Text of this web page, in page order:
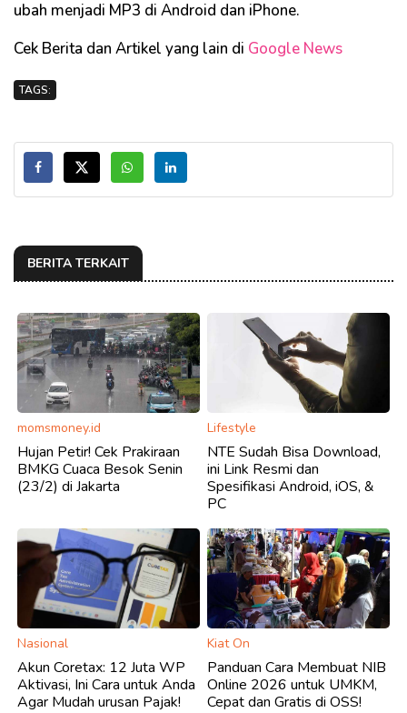
ubah menjadi MP3 di Android dan iPhone.
Cek Berita dan Artikel yang lain di Google News
TAGS:
BERITA TERKAIT
momsmoney.id
Hujan Petir! Cek Prakiraan
BMKG Cuaca Besok Senin
(23/2) di Jakarta
Lifestyle
NTE Sudah Bisa Download,
ini Link Resmi dan
Spesifikasi Android, iOS, &
PC
Nasional
Akun Coretax: 12 Juta WP
Aktivasi, Ini Cara untuk Anda
Agar Mudah urusan Pajak!
Kiat On
Panduan Cara Membuat NIB
Online 2026 untuk UMKM,
Cepat dan Gratis di OSS!